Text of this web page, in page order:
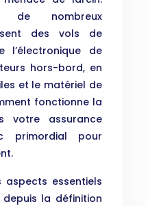
de nombreux
des vols de
l’électronique de
hors-bord, en
et le matériel de
fonctionne la
votre assurance
primordial pour
aspects essentiels
la définition